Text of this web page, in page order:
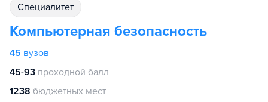
специалитет
Компьютерная безопасность
45 вузов
45-93 проходной балл
1238 бюджетных мест